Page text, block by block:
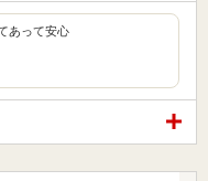
あって安心